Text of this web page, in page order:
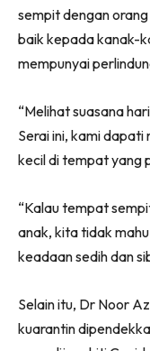
sempit dengan
baik kepada kanak-
mempunyai
“Melihat suasana
Serai ini, kami
kecil di tempat yang
“Kalau tempat
anak, kita tidak
keadaan sedih dan
Selain itu, Dr Noor
kuarantin